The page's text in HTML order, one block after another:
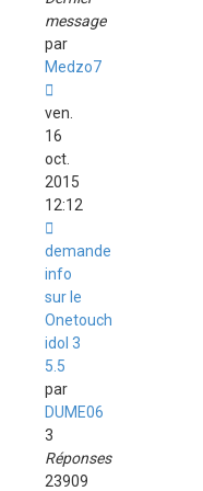
message
par
Medzo7
ven.
16
oct.
2015
12:12
demande
info
sur le
Onetouch
idol 3
5.5
par
DUME06
3
Réponses
23909